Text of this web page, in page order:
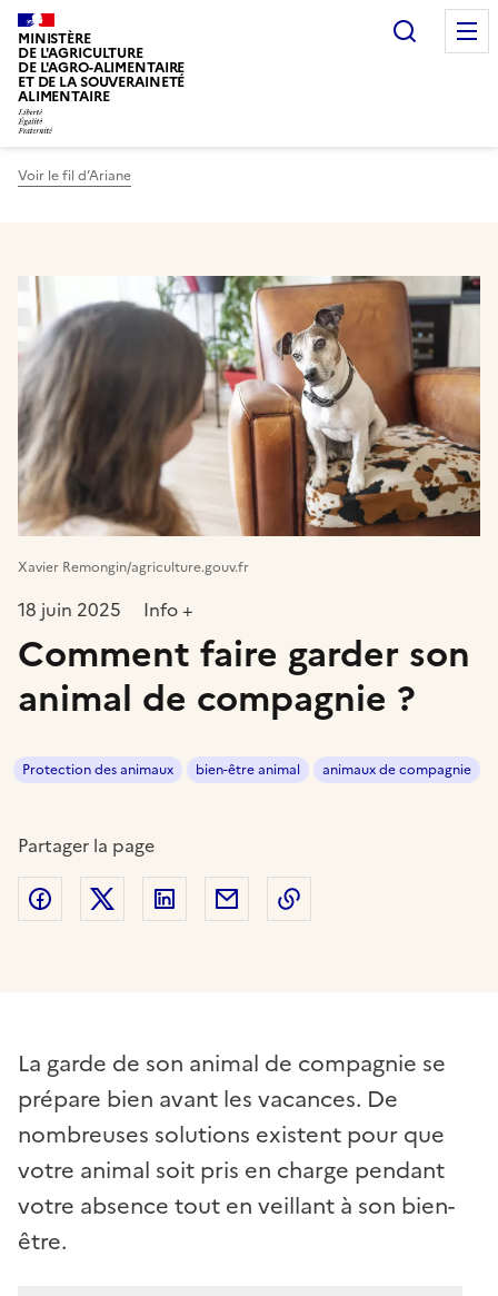
MINISTÈRE
DE L'AGRICULTURE
DE L'AGRO-ALIMENTAIRE
ET DE LA SOUVERAINETÉ
ALIMENTAIRE
Voir le fil d’Ariane
Xavier Remongin/agriculture.gouv.fr
18 juin 2025 Info +
Comment faire garder son
animal de compagnie ?
Protection des animaux bien-être animal animaux de compagnie
Partager la page
Partager sur Facebook
Partager sur Twitter
Partager sur LinkedIn
Partager par email
La garde de son animal de compagnie se
prépare bien avant les vacances. De
nombreuses solutions existent pour que
votre animal soit pris en charge pendant
votre absence tout en veillant à son bien-
être.